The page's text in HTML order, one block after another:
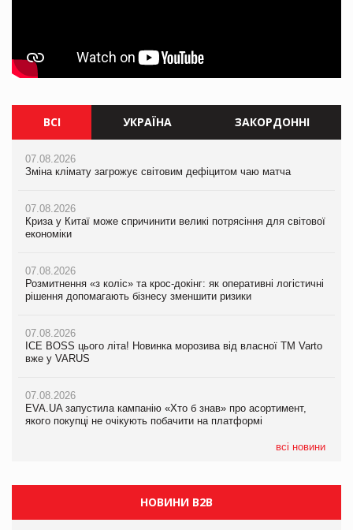
ВСІ УКРАЇНА ЗАКОРДОННІ
07.08.2026
Зміна клімату загрожує світовим дефіцитом чаю матча
07.08.2026
Криза у Китаї може спричинити великі потрясіння для світової
економіки
07.08.2026
Розмитнення «з коліс» та крос-докінг: як оперативні логістичні
рішення допомагають бізнесу зменшити ризики
07.08.2026
ICE BOSS цього літа! Новинка морозива від власної ТМ Varto
вже у VARUS
07.08.2026
EVA.UA запустила кампанію «Хто б знав» про асортимент,
якого покупці не очікують побачити на платформі
всі новини
07.08.2026
Зміна клімату загрожує світовим дефіцитом чаю матча
07.08.2026
Криза у Китаї може спричинити великі потрясіння для світової
економіки
07.08.2026
Розмитнення «з коліс» та крос-докінг: як оперативні логістичні
рішення допомагають бізнесу зменшити ризики
07.08.2026
ICE BOSS цього літа! Новинка морозива від власної ТМ Varto
вже у VARUS
07.08.2026
EVA.UA запустила кампанію «Хто б знав» про асортимент,
якого покупці не очікують побачити на платформі
07.08.2026
Зміна клімату загрожує світовим дефіцитом чаю матча
07.08.2026
Криза у Китаї може спричинити великі потрясіння для світової
економіки
07.08.2026
Kraft Heinz скоротила збиток у першому півріччі
Продажі Hugo Boss впали на 9%
НОВИНИ B2B